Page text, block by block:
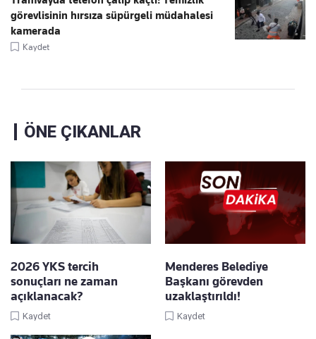
görevlisinin hırsıza süpürgeli müdahalesi
kamerada
Kaydet
ÖNE ÇIKANLAR
2026 YKS tercih
sonuçları ne zaman
açıklanacak?
Kaydet
Menderes Belediye
Başkanı görevden
uzaklaştırıldı!
Kaydet